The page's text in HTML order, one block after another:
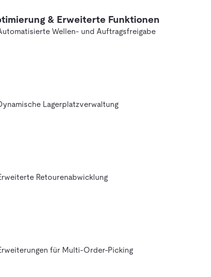
& Erweiterte Funktionen
Wellen- und Auftragsfreigabe
Lagerplatzverwaltung
Retourenabwicklung
für Multi-Order-Picking